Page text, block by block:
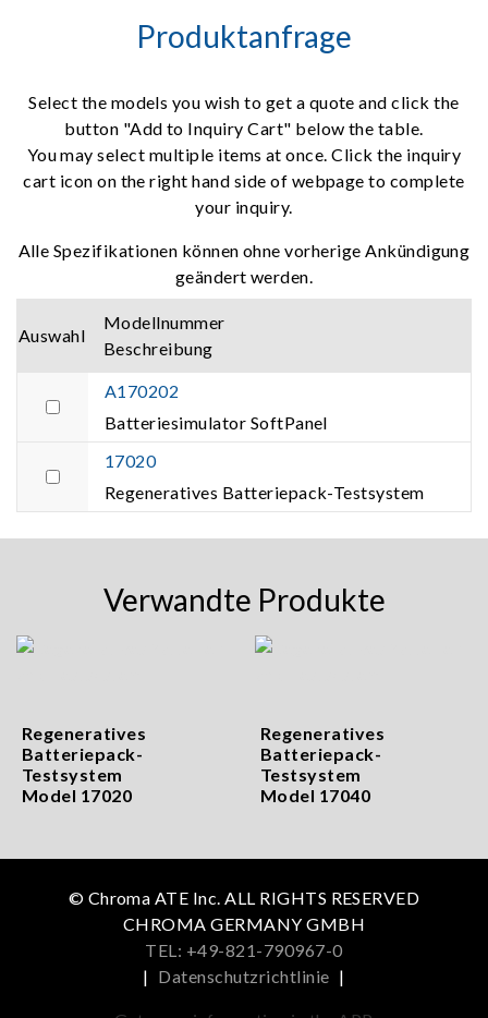
Produktanfrage
Select the models you wish to get a quote and click the
button "Add to Inquiry Cart" below the table.
You may select multiple items at once. Click the inquiry
cart icon on the right hand side of webpage to complete
your inquiry.
Alle Spezifikationen können ohne vorherige Ankündigung
geändert werden.
Auswahl
Modellnummer
Beschreibung
A170202
Batteriesimulator SoftPanel
17020
Regeneratives Batteriepack-Testsystem
Verwandte Produkte
Regeneratives
Batteriepack-
Testsystem
Model 17020
Regeneratives
Batteriepack-
Testsystem
Model 17040
© Chroma ATE Inc. ALL RIGHTS RESERVED
CHROMA GERMANY GMBH
TEL: +49-821-790967-0
| Datenschutzrichtlinie |